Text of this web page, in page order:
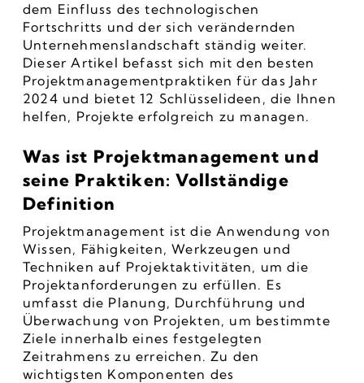
dem Einfluss des technologischen
Fortschritts und der sich verändernden
Unternehmenslandschaft ständig weiter.
Dieser Artikel befasst sich mit den besten
Projektmanagementpraktiken für das Jahr
2024 und bietet 12 Schlüsselideen, die Ihnen
helfen, Projekte erfolgreich zu managen.
Was ist Projektmanagement und
seine Praktiken: Vollständige
Definition
Projektmanagement ist die Anwendung von
Wissen, Fähigkeiten, Werkzeugen und
Techniken auf Projektaktivitäten, um die
Projektanforderungen zu erfüllen. Es
umfasst die Planung, Durchführung und
Überwachung von Projekten, um bestimmte
Ziele innerhalb eines festgelegten
Zeitrahmens zu erreichen. Zu den
wichtigsten Komponenten des